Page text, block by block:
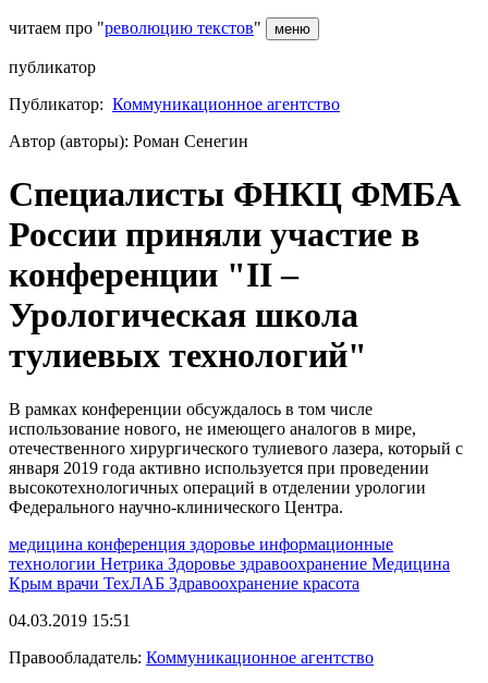
читаем про "революцию текстов" меню
публикатор
Публикатор: Коммуникационное агентство
Автор (авторы): Роман Сенегин
Специалисты ФНКЦ ФМБА
России приняли участие в
конференции "II –
Урологическая школа
тулиевых технологий"
В рамках конференции обсуждалось в том числе
использование нового, не имеющего аналогов в мире,
отечественного хирургического тулиевого лазера, который с
января 2019 года активно используется при проведении
высокотехнологичных операций в отделении урологии
Федерального научно-клинического Центра.
медицина конференция здоровье информационные
технологии Нетрика Здоровье здравоохранение Медицина
Крым врачи ТехЛАБ Здравоохранение красота
04.03.2019 15:51
Правообладатель: Коммуникационное агентство